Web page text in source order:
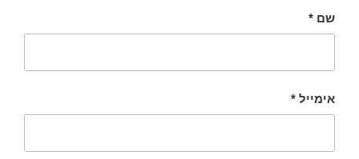
שם *
אימייל *